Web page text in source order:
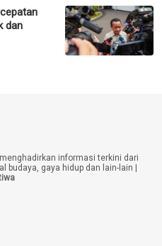
dan
informasi terkini dari
budaya, gaya hidup dan lain-lain |